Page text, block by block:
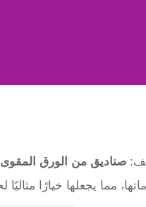
صناديق من الورق المقوى